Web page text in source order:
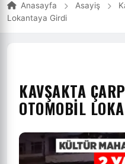
Anasayfa Asayiş
Lokantaya Girdi
KAVŞAKTA
OTOMOBIL